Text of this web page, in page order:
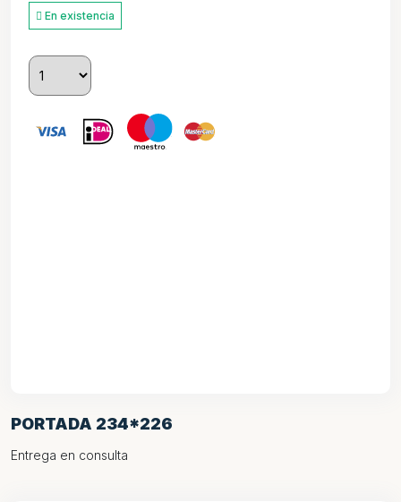
PORTADA 234*226
Entrega en consulta
En existencia